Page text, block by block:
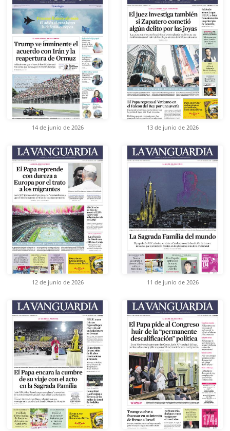
14 de junio de 2026 13 de junio de 2026
12 de junio de 2026 11 de junio de 2026